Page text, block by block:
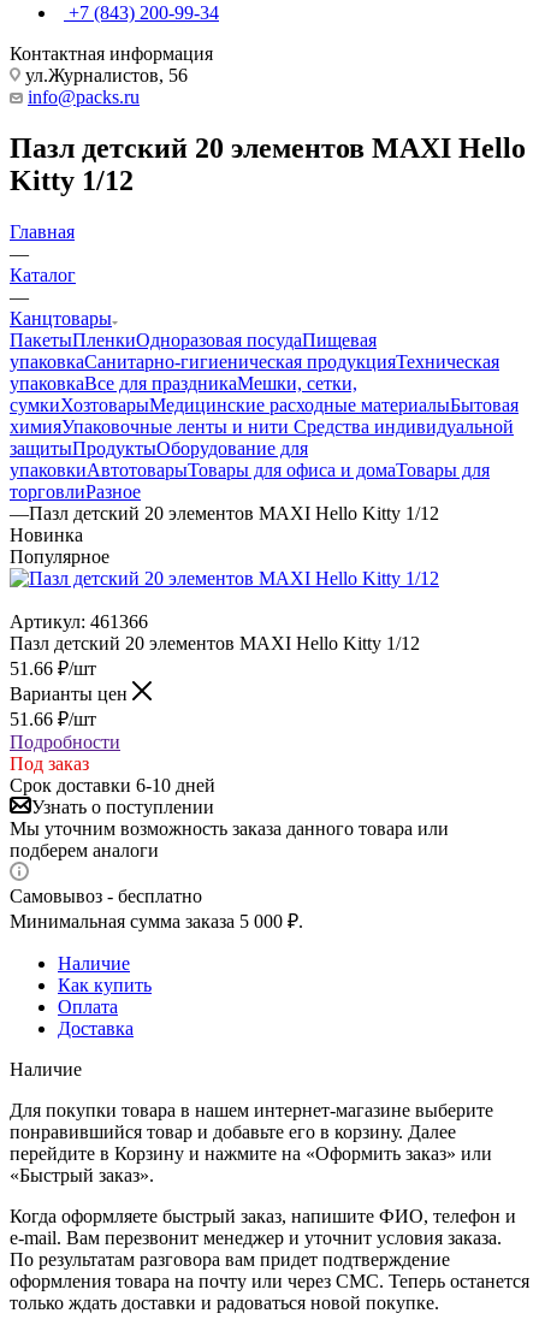
+7 (843) 200-99-34
Контактная информация
ул.Журналистов, 56
info@packs.ru
Пазл детский 20 элементов MAXI Hello
Kitty 1/12
Главная
—
Каталог
—
Канцтовары
ПакетыПленкиОдноразовая посудаПищевая
упаковкаСанитарно-гигиеническая продукцияТехническая
упаковкаВсе для праздникаМешки, сетки,
сумкиХозтоварыМедицинские расходные материалыБытовая
химияУпаковочные ленты и нити Средства индивидуальной
защитыПродуктыОборудование для
упаковкиАвтотоварыТовары для офиса и домаТовары для
торговлиРазное
—Пазл детский 20 элементов MAXI Hello Kitty 1/12
Новинка
Популярное
Артикул: 461366
Пазл детский 20 элементов MAXI Hello Kitty 1/12
51.66 ₽/шт
Варианты цен
51.66 ₽/шт
Подробности
Под заказ
Срок доставки 6-10 дней
Узнать о поступлении
Мы уточним возможность заказа данного товара или
подберем аналоги
Самовывоз - бесплатно
Минимальная сумма заказа 5 000 ₽.
Наличие
Как купить
Оплата
Доставка
Наличие
Для покупки товара в нашем интернет-магазине выберите
понравившийся товар и добавьте его в корзину. Далее
перейдите в Корзину и нажмите на «Оформить заказ» или
«Быстрый заказ».
Когда оформляете быстрый заказ, напишите ФИО, телефон и
e-mail. Вам перезвонит менеджер и уточнит условия заказа.
По результатам разговора вам придет подтверждение
оформления товара на почту или через СМС. Теперь останется
только ждать доставки и радоваться новой покупке.